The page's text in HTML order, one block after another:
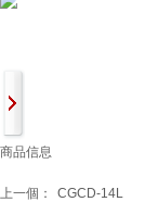
商品信息
上一個：
CGCD-14L